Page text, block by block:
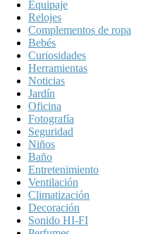
Equipaje
Relojes
Complementos de ropa
Bebés
Curiosidades
Herramientas
Noticias
Jardín
Oficina
Fotografía
Seguridad
Niños
Baño
Entretenimiento
Ventilación
Climatización
Decoración
Sonido HI-FI